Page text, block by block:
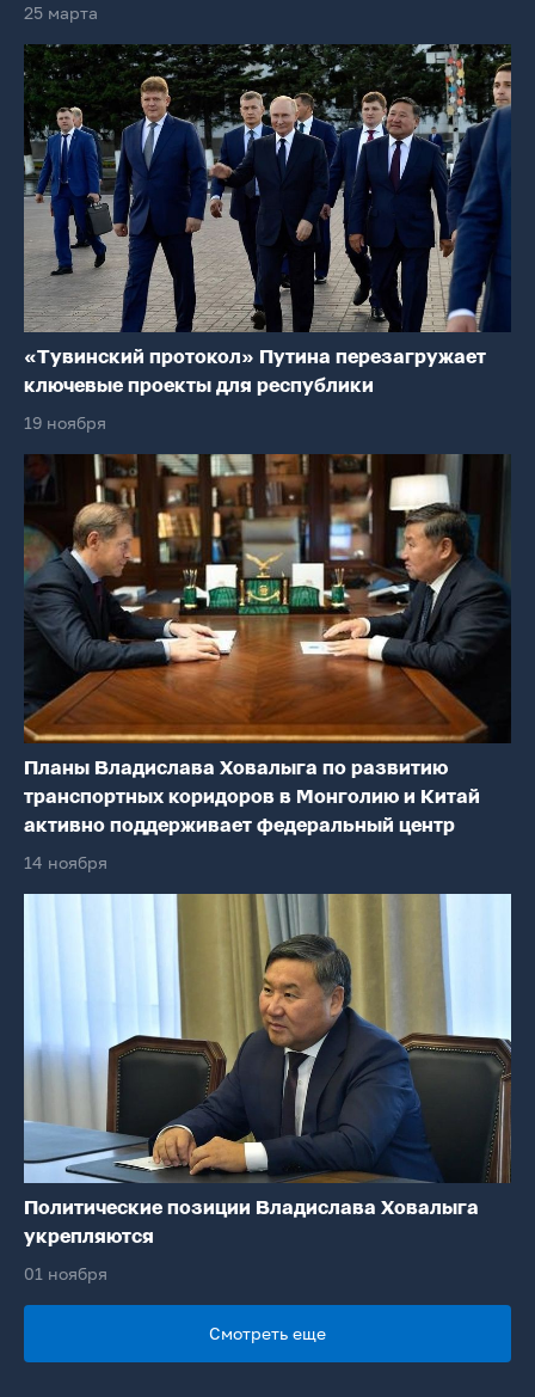
25 марта
«Тувинский протокол» Путина перезагружает
ключевые проекты для республики
19 ноября
Планы Владислава Ховалыга по развитию
транспортных коридоров в Монголию и Китай
активно поддерживает федеральный центр
14 ноября
Политические позиции Владислава Ховалыга
укрепляются
01 ноября
Смотреть еще